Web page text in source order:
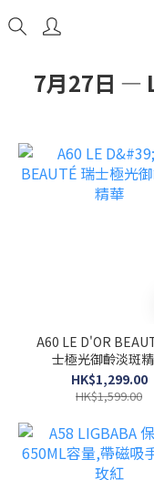
7月27日 —
A60 LE D'OR BEAUTÉ 瑞
士極光御齡淡斑
HK$1,299.00
HK$1,599.00